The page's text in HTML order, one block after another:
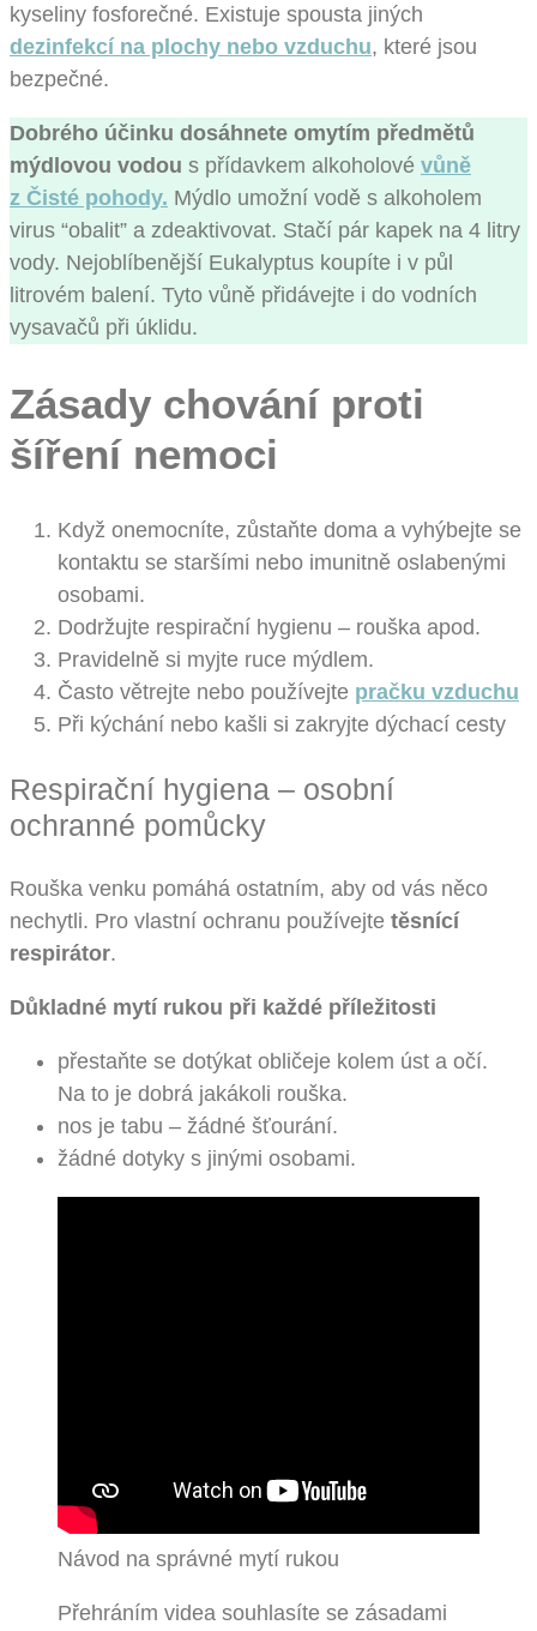
kyseliny fosforečné. Existuje spousta jiných
dezinfekcí na plochy nebo vzduchu, které jsou
bezpečné.
Dobrého účinku dosáhnete omytím předmětů
mýdlovou vodou s přídavkem alkoholové vůně
z Čisté pohody. Mýdlo umožní vodě s alkoholem
virus “obalit” a zdeaktivovat. Stačí pár kapek na 4 litry
vody. Nejoblíbenější Eukalyptus koupíte i v půl
litrovém balení. Tyto vůně přidávejte i do vodních
vysavačů při úklidu.
Zásady chování proti
šíření nemoci
Když onemocníte, zůstaňte doma a vyhýbejte se
kontaktu se staršími nebo imunitně oslabenými
osobami.
Dodržujte respirační hygienu – rouška apod.
Pravidelně si myjte ruce mýdlem.
Často větrejte nebo používejte pračku vzduchu
Při kýchání nebo kašli si zakryjte dýchací cesty
Respirační hygiena – osobní
ochranné pomůcky
Rouška venku pomáhá ostatním, aby od vás něco
nechytli. Pro vlastní ochranu používejte těsnící
respirátor.
Důkladné mytí rukou při každé příležitosti
přestaňte se dotýkat obličeje kolem úst a očí.
Na to je dobrá jakákoli rouška.
nos je tabu – žádné šťourání.
žádné dotyky s jinými osobami.
Návod na správné mytí rukou
Přehráním videa souhlasíte se zásadami